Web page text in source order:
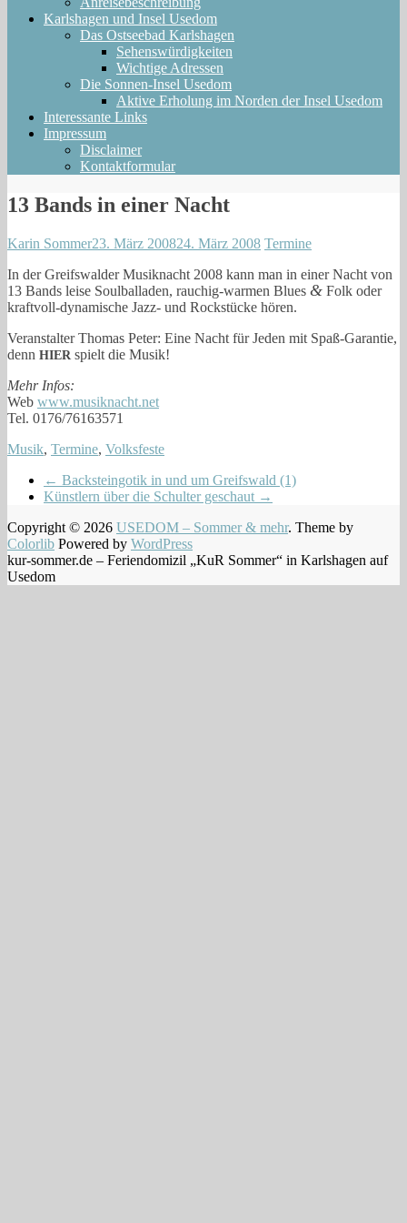
Karlshagen und Insel Usedom
Das Ostseebad Karlshagen
Sehenswürdigkeiten
Wichtige Adressen
Die Sonnen-Insel Usedom
Aktive Erholung im Norden der Insel Usedom
Interessante Links
Impressum
Disclaimer
Kontaktformular
13 Bands in einer Nacht
Karin Sommer23. März 200824. März 2008 Termine
In der Greifs­wal­der Musik­nacht 2008 kann man in einer Nacht von
13 Bands lei­se Soul­bal­la­den, rauchig-warmen Blues & Folk oder
kraftvoll-dynamische Jazz- und Rock­stü­cke hören.
Ver­an­stal­ter Tho­mas Peter: Eine Nacht für Jeden mit Spaß-Garantie,
denn HIER spielt die Musik!
Mehr Infos:
Web www​.musik​nacht​.net
Tel. 0176/76163571
Musik, Termine, Volksfeste
← Backsteingotik in und um Greifswald (1)
Künstlern über die Schulter geschaut →
Copyright © 2026 USEDOM – Sommer & mehr. Theme by
Colorlib Powered by WordPress
kur-sommer.de – Feriendomizil „KuR Sommer“ in Karlshagen auf
Usedom